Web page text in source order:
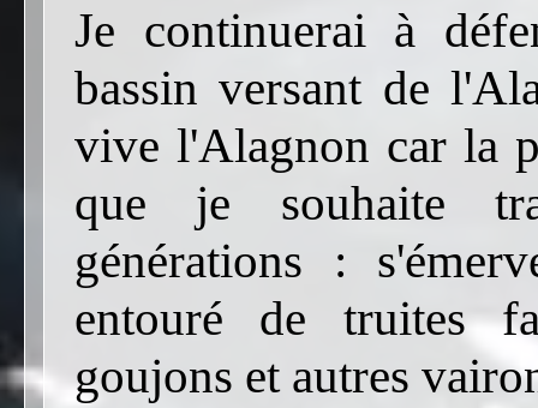
Je continuerai à
bassin versant de
vive l'Alagnon car la
que je souhaite
générations :
entouré de truites
goujons et autres